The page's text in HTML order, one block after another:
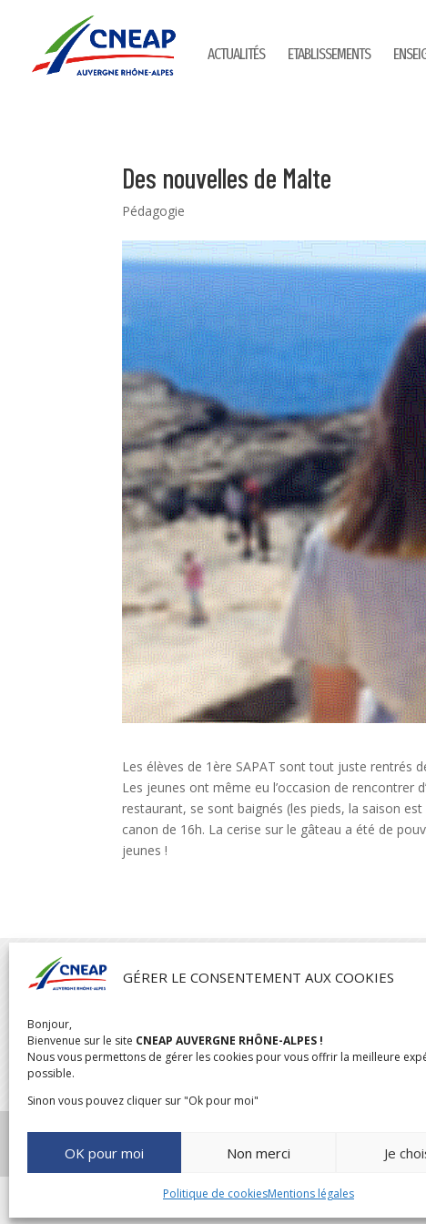
GÉRER LE CONSENTEMENT AUX COOKIES
Bonjour,
Bienvenue sur le site CNEAP AUVERGNE RHÔNE-ALPES !
Nous vous permettons de gérer les cookies pour vous offrir la meilleure
possible.
Sinon vous pouvez cliquer sur "Ok pour moi"
OK pour moi Non merci Je
Politique de cookiesMentions légales
ACTUALITÉS ETABLISSEMENTS
Des nouvelles de Malte
Pédagogie
Les élèves de 1ère SAPAT sont tout juste rentrés
Les jeunes ont même eu l’occasion de rencontrer
restaurant, se sont baignés (les pieds, la saison
canon de 16h. La cerise sur le gâteau a été de
jeunes !

04 rue de l’Oratoire,
CONCEPTION &